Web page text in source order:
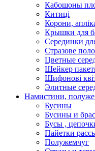
Кабошоны
Китиці
Корони,
Крышки для
Серединки
Стразове
Цветные
Шейкер
Шифонові
Элитные
Намистини,
Бусины
Бусины и
Бусы ,
Пайетки
Полужемчуг